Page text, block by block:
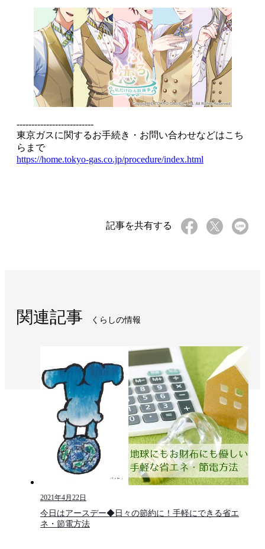
--------------------------
東京ガスに関するお手続き・お問い合わせなどはこち
らまで
https://home.tokyo-gas.co.jp/procedure/index.html
記事を共有する
関連記事 くらしの情報​
2021年4月22日
今日はアースデー◆日々の節約に！手軽にできる省エ
ネ・節電方法